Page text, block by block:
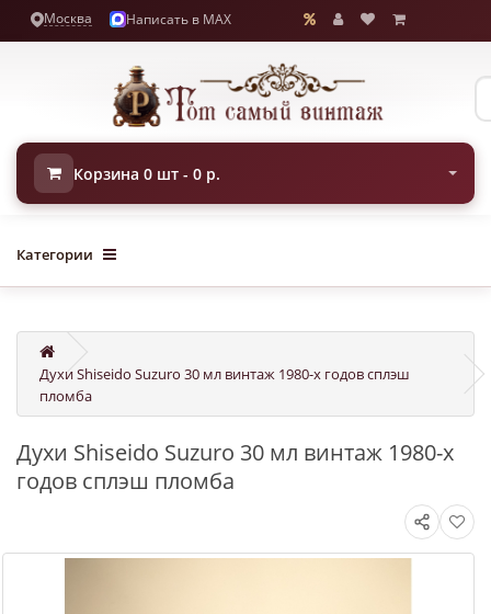
Москва Написать в MAX
Корзина 0 шт - 0 р.
Категории
Духи Shiseido Suzuro 30 мл винтаж 1980-х годов сплэш
пломба
Духи Shiseido Suzuro 30 мл винтаж 1980-х
годов сплэш пломба